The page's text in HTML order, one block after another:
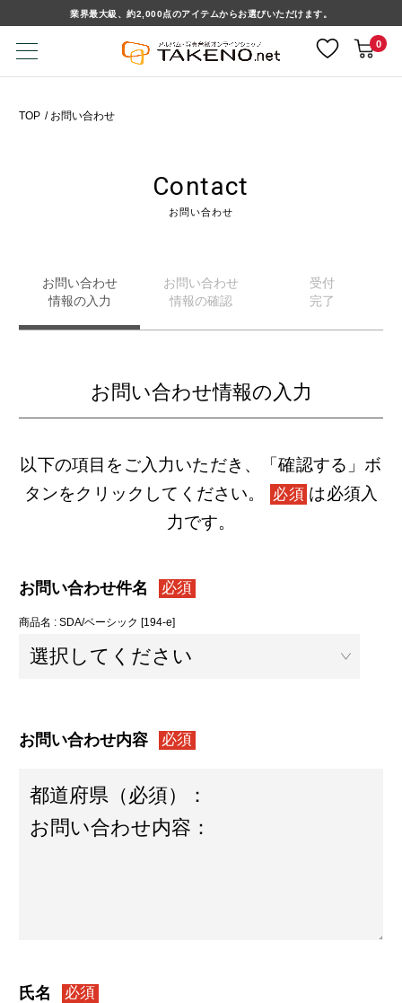
業界最大級、約2,000点のアイテムからお選びいただけます。
0
TOP お問い合わせ
Contact
お問い合わせ
お問い合わせ
情報の入力
お問い合わせ
情報の確認
受付
完了
お問い合わせ情報の入力
以下の項目をご入力いただき、「確認する」ボ
タンをクリックしてください。
必須 は必須入
力です。
お問い合わせ件名 必須
商品名 : SDA/ベーシック [194-e]
お問い合わせ内容 必須
氏名 必須